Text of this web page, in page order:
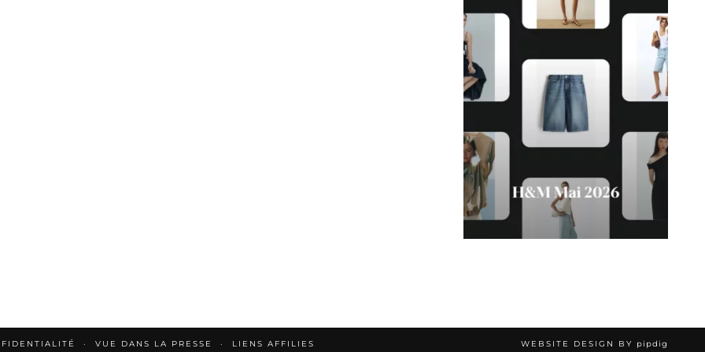
VUE DANS LA PRESSE LIENS AFFILIES WEBSITE DESIGN BY pipdig